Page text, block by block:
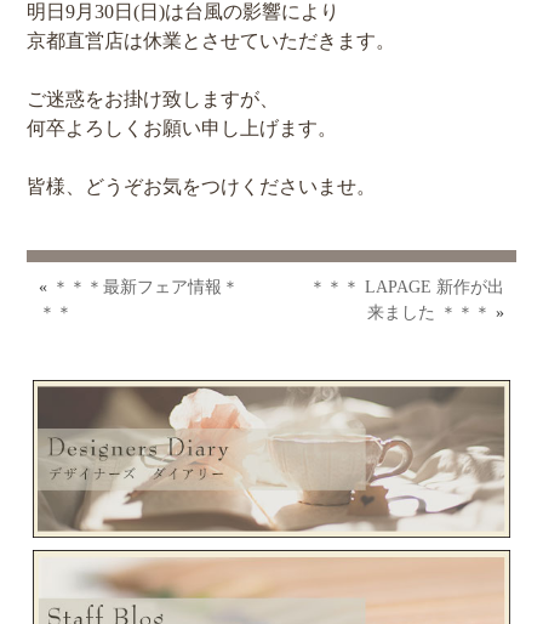
明日9月30日(日)は台風の影響により
京都直営店は休業とさせていただきます。
ご迷惑をお掛け致しますが、
何卒よろしくお願い申し上げます。
皆様、どうぞお気をつけくださいませ。
« ＊＊＊最新フェア情報＊
＊＊
＊＊＊ LAPAGE 新作が出
来ました ＊＊＊ »